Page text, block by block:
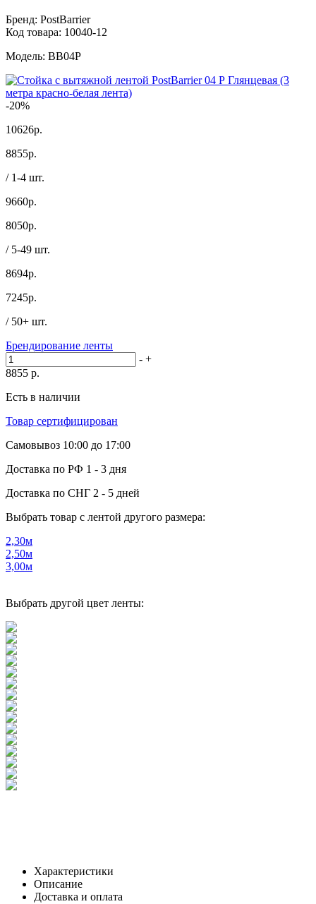
Бренд: PostBarrier
Код товара: 10040-12
Модель: BB04P
-20%
10626р.
8855р.
/ 1-4 шт.
9660р.
8050р.
/ 5-49 шт.
8694р.
7245р.
/ 50+ шт.
Брендирование ленты
- +
8855 р.
Есть в наличии
Товар сертифицирован
Самовывоз 10:00 до 17:00
Доставка по РФ 1 - 3 дня
Доставка по СНГ 2 - 5 дней
Выбрать товар с лентой другого размера:
2,30м
2,50м
3,00м
Выбрать другой цвет ленты:
Характеристики
Описание
Доставка и оплата